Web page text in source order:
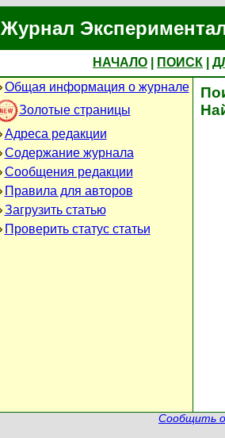
Журнал
НАЧАЛО ПОИСК
Общая информация о журнале
Золотые страницы
Адреса редакции
Содержание журнала
Сообщения редакции
Правила для авторов
Загрузить статью
Проверить статус статьи
Сообщить о